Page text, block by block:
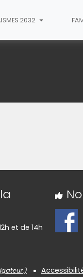
2032
et de 14h